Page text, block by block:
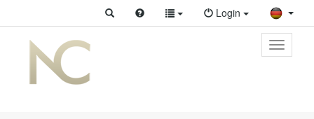
Login
Toggle
primary